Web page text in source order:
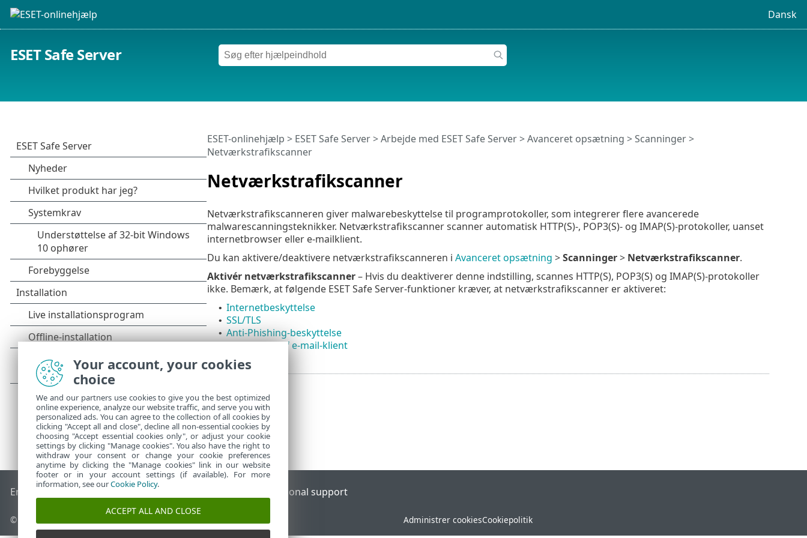
Dansk
ESET Safe Server
Netværkstrafikscanner
ESET-onlinehjælp > ESET Safe Server>Arbejde med ESET Safe Server>Avanceret opsætning >Scanninger>
Netværkstrafikscanner
Netværkstrafikscanneren giver malwarebeskyttelse til programprotokoller, som integrerer flere avancerede
malwarescanningsteknikker. Netværkstrafikscanner scanner automatisk HTTP(S)-, POP3(S)- og IMAP(S)-protokoller, uanset
internetbrowser eller e-mailklient.
Du kan aktivere/deaktivere netværkstrafikscanneren i Avanceret opsætning >Scanninger> Netværkstrafikscanner.
Aktivér netværkstrafikscanner– Hvis du deaktiverer denne indstilling, scannes HTTP(S), POP3(S) og IMAP(S)-protokoller
ikke. Bemærk, at følgende ESET Safe Server-funktioner kræver, at netværkstrafikscanner er aktiveret:
• Internetbeskyttelse
• SSL/TLS
• Anti-Phishing-beskyttelse
Beskyttelse af e-mail-klient
End of Life ESET-vidensbase ESET-forum Regional support
© 1992 - 2026 ESET, spol. s r.o. – Alle rettigheder forbeholdes. Administrer cookiesCookiepolitik
Your account, your cookies
choice
We and our partners use cookies to give you the best optimized
online experience, analyze our website traffic, and serve you with
personalized ads. You can agree to the collection of all cookies by
clicking "Accept all and close", decline all non-essential cookies by
choosing "Accept essential cookies only", or adjust your cookie
settings by clicking "Manage cookies". You also have the right to
withdraw your consent or change your cookie preferences
anytime by clicking the "Manage cookies" link in our website
footer or in your account settings (if available). For more
information, see ourCookie Policy.
ACCEPT ALL AND CLOSE